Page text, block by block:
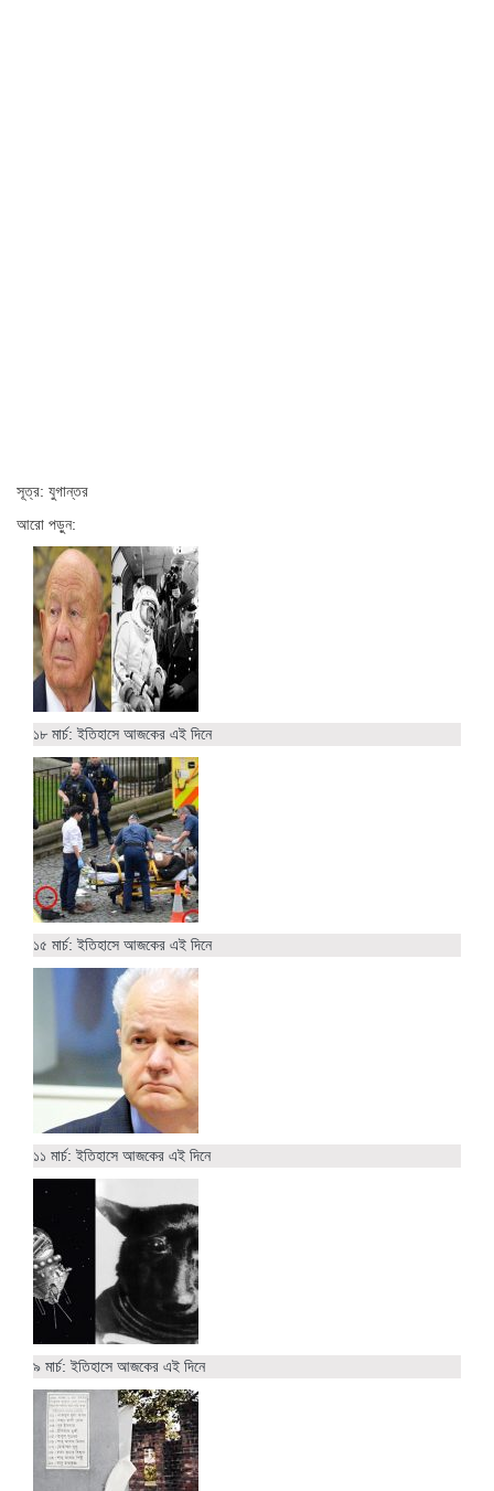
সূত্র: যুগান্তর
আরো পড়ুন:
১৮ মার্চ: ইতিহাসে আজকের এই দিনে
১৫ মার্চ: ইতিহাসে আজকের এই দিনে
১১ মার্চ: ইতিহাসে আজকের এই দিনে
৯ মার্চ: ইতিহাসে আজকের এই দিনে